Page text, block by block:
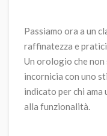
Passiamo ora a un
raffinatezza e
Un orologio che non
incornicia con uno
indicato per chi
alla funzionalità.